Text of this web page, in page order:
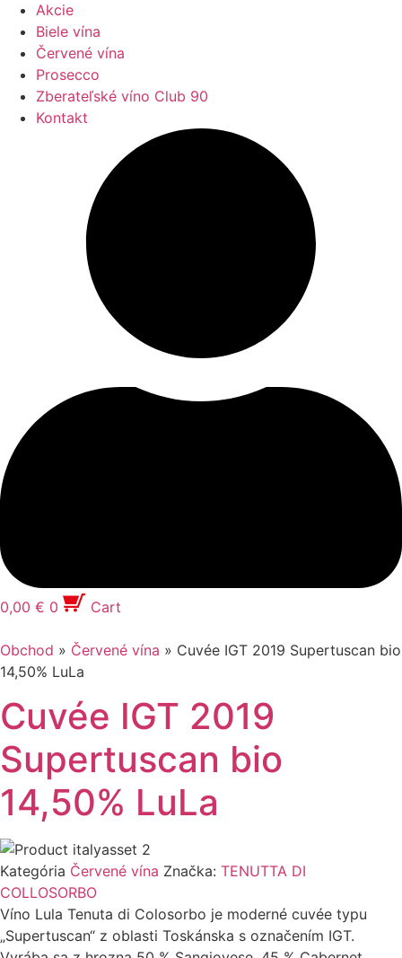
Akcie
Biele vína
Červené vína
Prosecco
Zberateľské víno Club 90
Kontakt
0,00 € 0 Cart
Obchod » Červené vína » Cuvée IGT 2019 Supertuscan bio
14,50% LuLa
Cuvée IGT 2019
Supertuscan bio
14,50% LuLa
Kategória Červené vína Značka: TENUTTA DI
COLLOSORBO
Víno Lula Tenuta di Colosorbo je moderné cuvée typu
„Supertuscan“ z oblasti Toskánska s označením IGT.